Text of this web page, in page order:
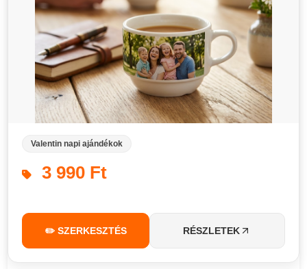
Valentin napi ajándékok
3 990 Ft
✏️ SZERKESZTÉS RÉSZLETEK